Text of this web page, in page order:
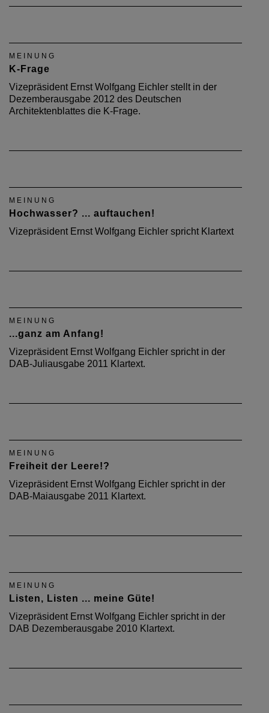
MEINUNG
K-Frage
Vizepräsident Ernst Wolfgang Eichler stellt in der
Dezemberausgabe 2012 des Deutschen
Architektenblattes die K-Frage.
MEINUNG
Hochwasser? ... auftauchen!
Vizepräsident Ernst Wolfgang Eichler spricht Klartext
MEINUNG
...ganz am Anfang!
Vizepräsident Ernst Wolfgang Eichler spricht in der
DAB-Juliausgabe 2011 Klartext.
MEINUNG
Freiheit der Leere!?
Vizepräsident Ernst Wolfgang Eichler spricht in der
DAB-Maiausgabe 2011 Klartext.
MEINUNG
Listen, Listen ... meine Güte!
Vizepräsident Ernst Wolfgang Eichler spricht in der
DAB Dezemberausgabe 2010 Klartext.